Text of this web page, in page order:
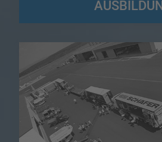
Hier könnt ihr euch umfassend